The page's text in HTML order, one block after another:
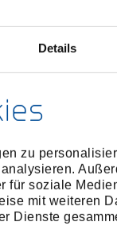
Details
zu
für soziale
mit weiteren
Dienste
mm